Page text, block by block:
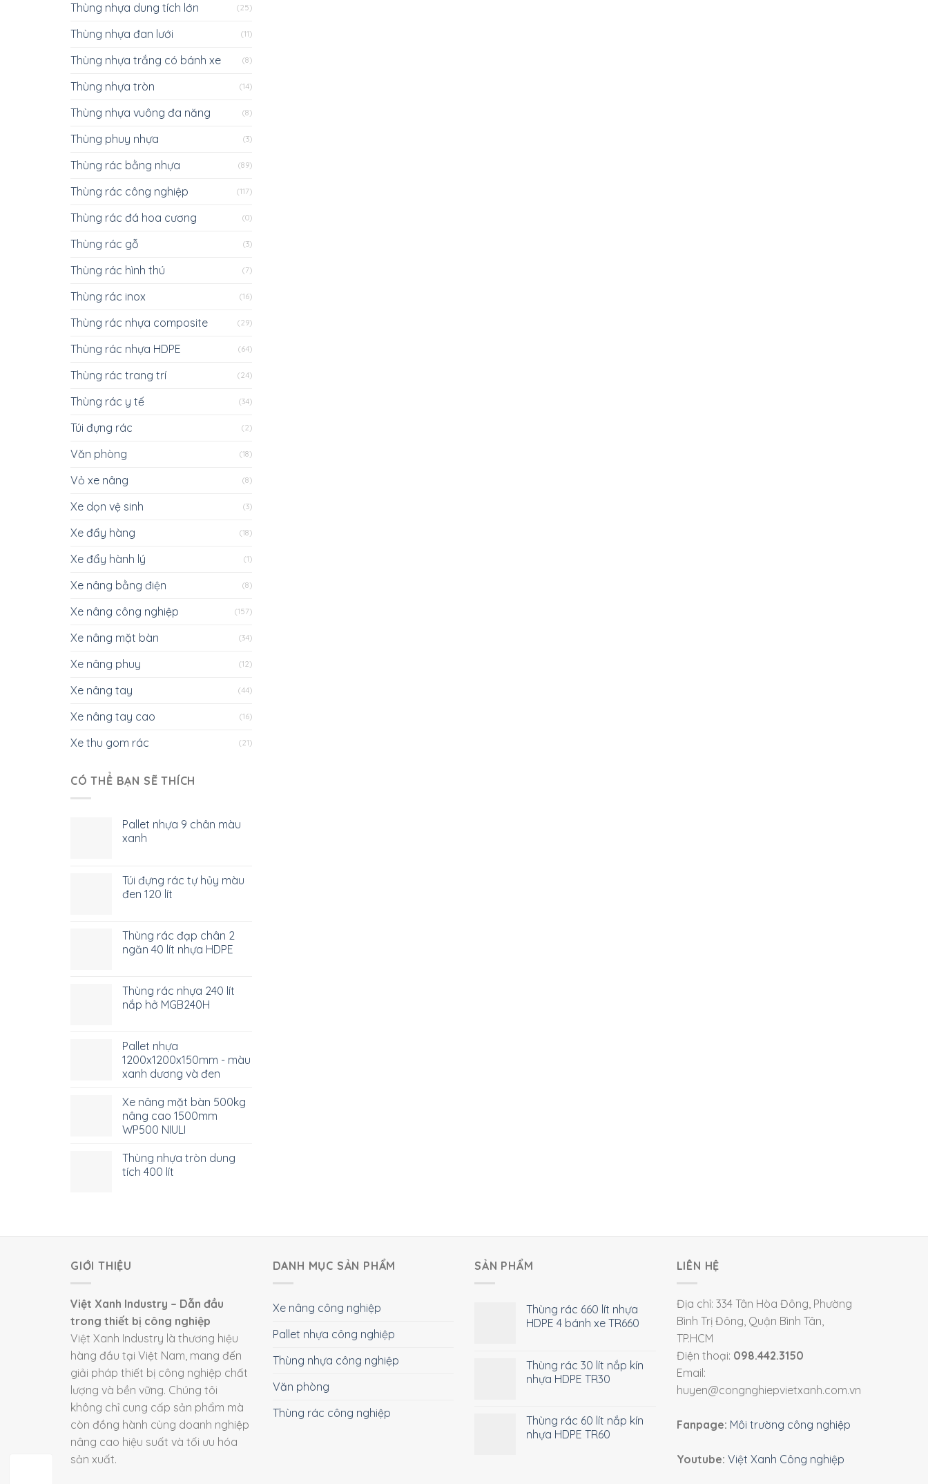
Thùng nhựa dung tích lớn (25)
Thùng nhựa đan lưới (11)
Thùng nhựa trắng có bánh xe (8)
Thùng nhựa tròn (14)
Thùng nhựa vuông đa năng (8)
Thùng phuy nhựa (3)
Thùng rác bằng nhựa (89)
Thùng rác công nghiệp (117)
Thùng rác đá hoa cương (0)
Thùng rác gỗ (3)
Thùng rác hình thú (7)
Thùng rác inox (16)
Thùng rác nhựa composite (29)
Thùng rác nhựa HDPE (64)
Thùng rác trang trí (24)
Thùng rác y tế (34)
Túi đựng rác (2)
Văn phòng (18)
Vỏ xe nâng (8)
Xe dọn vệ sinh (3)
Xe đẩy hàng (18)
Xe đẩy hành lý (1)
Xe nâng bằng điện (8)
Xe nâng công nghiệp (157)
Xe nâng mặt bàn (34)
Xe nâng phuy (12)
Xe nâng tay (44)
Xe nâng tay cao (16)
Xe thu gom rác (21)
CÓ THỂ BẠN SẼ THÍCH
Pallet nhựa 9 chân màu
xanh
Túi đựng rác tự hủy màu
đen 120 lít
Thùng rác đạp chân 2
ngăn 40 lít nhựa HDPE
Thùng rác nhựa 240 lít
nắp hở MGB240H
Pallet nhựa
1200x1200x150mm - màu
xanh dương và đen
Xe nâng mặt bàn 500kg
nâng cao 1500mm
WP500 NIULI
Thùng nhựa tròn dung
tích 400 lít
GIỚI THIỆU
Việt Xanh Industry – Dẫn đầu
trong thiết bị công nghiệp
Việt Xanh Industry là thương hiệu
hàng đầu tại Việt Nam, mang đến
giải pháp thiết bị công nghiệp chất
lượng và bền vững. Chúng tôi
không chỉ cung cấp sản phẩm mà
còn đồng hành cùng doanh nghiệp
nâng cao hiệu suất và tối ưu hóa
sản xuất.
DANH MỤC SẢN PHẨM
Xe nâng công nghiệp
Pallet nhựa công nghiệp
Thùng nhựa công nghiệp
Văn phòng
Thùng rác công nghiệp
SẢN PHẨM
Thùng rác 660 lít nhựa
HDPE 4 bánh xe TR660
Thùng rác 30 lít nắp kín
nhựa HDPE TR30
Thùng rác 60 lít nắp kín
nhựa HDPE TR60
LIÊN HỆ
Địa chỉ: 334 Tân Hòa Đông, Phường
Bình Trị Đông, Quận Bình Tân,
TP.HCM
Điện thoại: 098.442.3150
Email:
huyen@congnghiepvietxanh.com.vn
Fanpage: Môi trường công nghiệp
Youtube: Việt Xanh Công nghiệp